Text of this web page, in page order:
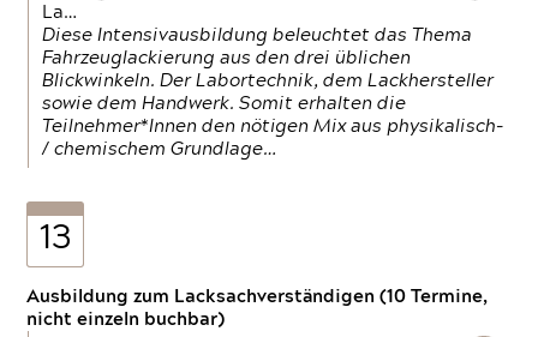
La…
Diese Intensivausbildung beleuchtet das Thema
Fahrzeuglackierung aus den drei üblichen
Blickwinkeln. Der Labortechnik, dem Lackhersteller
sowie dem Handwerk. Somit erhalten die
Teilnehmer*Innen den nötigen Mix aus physikalisch-
/ chemischem Grundlage…
13
Ausbildung zum Lacksachverständigen (10 Termine,
nicht einzeln buchbar)